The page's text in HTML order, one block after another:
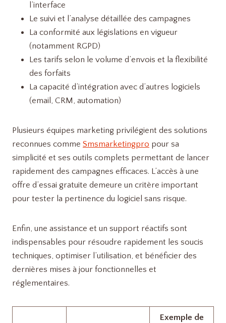
l’interface
Le suivi et l’analyse détaillée des campagnes
La conformité aux législations en vigueur
(notamment RGPD)
Les tarifs selon le volume d’envois et la flexibilité
des forfaits
La capacité d’intégration avec d’autres logiciels
(email, CRM, automation)
Plusieurs équipes marketing privilégient des solutions
reconnues comme Smsmarketingpro pour sa
simplicité et ses outils complets permettant de lancer
rapidement des campagnes efficaces. L’accès à une
offre d’essai gratuite demeure un critère important
pour tester la pertinence du logiciel sans risque.
Enfin, une assistance et un support réactifs sont
indispensables pour résoudre rapidement les soucis
techniques, optimiser l’utilisation, et bénéficier des
dernières mises à jour fonctionnelles et
réglementaires.
Exemple de